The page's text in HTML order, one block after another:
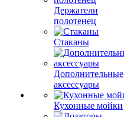
Держатели
полотенец
Стаканы
Дополнительные
аксессуары
Кухонные мойки